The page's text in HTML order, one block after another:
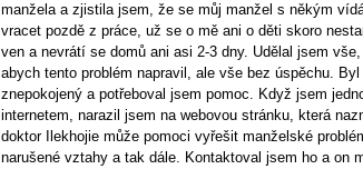
manžela a zjistila jsem, že se můj manžel s někým
vracet pozdě z práce, už se o mě ani o děti skoro
ven a nevrátí se domů ani asi 2-3 dny. Udělal jsem
abych tento problém napravil, ale vše bez úspěchu.
znepokojený a potřeboval jsem pomoc. Když jsem
internetem, narazil jsem na webovou stránku, která
doktor Ilekhojie může pomoci vyřešit manželské
narušené vztahy a tak dále. Kontaktoval jsem ho a on